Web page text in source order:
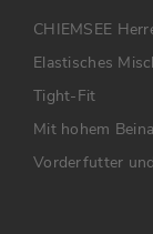
CHIEMSEE
Elastisches
Tight-Fit
Mit hohem
Vorderfutter